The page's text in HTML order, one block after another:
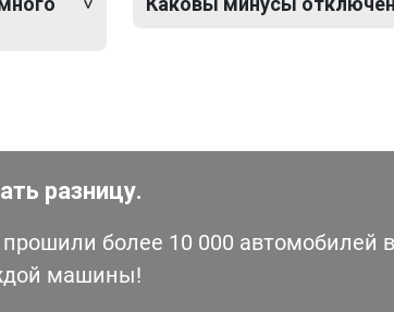
разницу.
более 10 000 автомобилей
машины!